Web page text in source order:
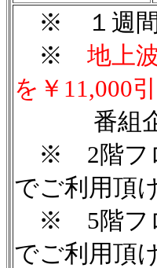
※ １週間
※ 地上
を￥11,000
番組企画
※ 2階フロ
でご利用頂
※ 5階フロ
でご利用頂